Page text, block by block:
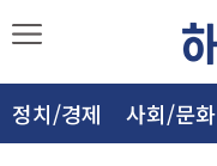
정치/경제 사회/문화